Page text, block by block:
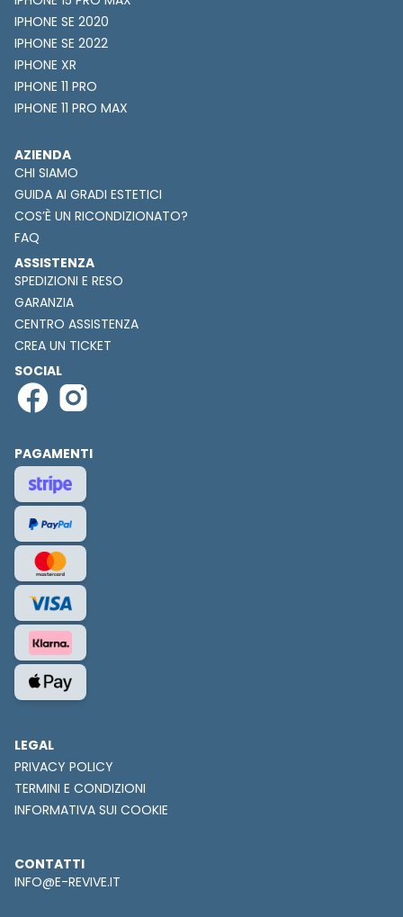
IPHONE SE 2020
IPHONE SE 2022
IPHONE XR
IPHONE 11 PRO
IPHONE 11 PRO MAX
AZIENDA
CHI SIAMO
GUIDA AI GRADI ESTETICI
COS’È UN RICONDIZIONATO?
FAQ
ASSISTENZA
SPEDIZIONI E RESO
GARANZIA
CENTRO ASSISTENZA
CREA UN TICKET
SOCIAL
PAGAMENTI
LEGAL
PRIVACY POLICY
TERMINI E CONDIZIONI
INFORMATIVA SUI COOKIE
CONTATTI
INFO@E-REVIVE.IT